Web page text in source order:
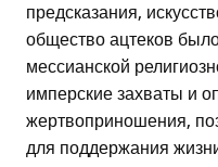
предсказания,
общество ацтеков
мессианской
имперские захваты и
жертвоприношения,
для поддержания